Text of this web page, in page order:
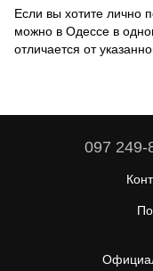
Если вы хотите лично
можно в Одессе в
отличается от
097 249-